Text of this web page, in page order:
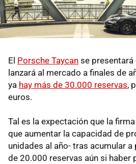
El Porsche Taycan se presentará
lanzará al mercado a finales de
ya hay más de 30.000 reservas,
euros.
Tal es la expectación que la
que aumentar la capacidad de
unidades al año- tras acumular
de 20.000 reservas aún si haber